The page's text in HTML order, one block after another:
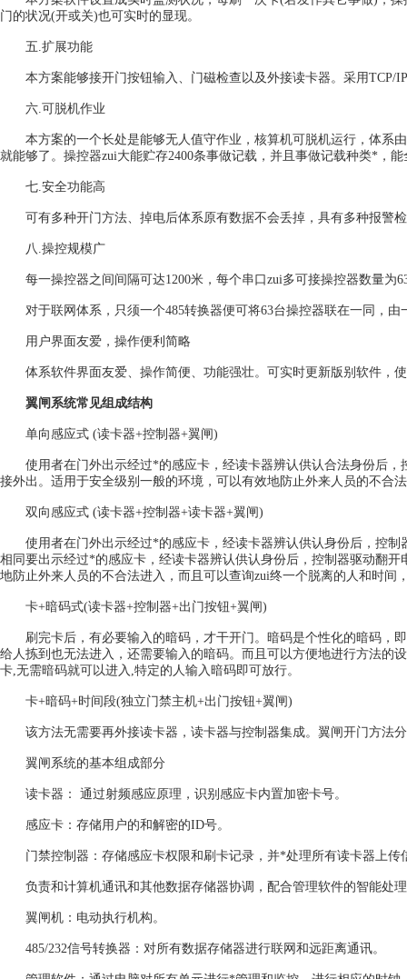
门的状况(开或关)也可实时的显现。
五.扩展功能
本方案能够接开门按钮输入、门磁检查以及外接读卡器。采用TCP/
六.可脱机作业
本方案的一个长处是能够无人值守作业，核算机可脱机运行，体系
就能够了。操控器zui大能贮存2400条事做记载，并且事做记载种类*，
七.安全功能高
可有多种开门方法、掉电后体系原有数据不会丢掉，具有多种报警
八.操控规模广
每一操控器之间间隔可达1200米，每个串口zui多可接操控器数量为
对于联网体系，只须一个485转换器便可将63台操控器联在一同，由
用户界面友爱，操作便利简略
体系软件界面友爱、操作简便、功能强壮。可实时更新版别软件，
翼闸系统常见组成结构
单向感应式 (读卡器+控制器+翼闸)
使用者在门外出示经过*的感应卡，经读卡器辨认供认合法身份后，
接外出。适用于安全级别一般的环境，可以有效地防止外来人员的不合
双向感应式 (读卡器+控制器+读卡器+翼闸)
使用者在门外出示经过*的感应卡，经读卡器辨认供认身份后，控制
相同要出示经过*的感应卡，经读卡器辨认供认身份后，控制器驱动翻
地防止外来人员的不合法进入，而且可以查询zui终一个脱离的人和时间
卡+暗码式(读卡器+控制器+出门按钮+翼闸)
刷完卡后，有必要输入的暗码，才干开门。暗码是个性化的暗码，
给人拣到也无法进入，还需要输入的暗码。而且可以方便地进行方法的
卡,无需暗码就可以进入,特定的人输入暗码即可放行。
卡+暗码+时间段(独立门禁主机+出门按钮+翼闸)
该方法无需要再外接读卡器，读卡器与控制器集成。翼闸开门方法
翼闸系统的基本组成部分
读卡器： 通过射频感应原理，识别感应卡内置加密卡号。
感应卡：存储用户的和解密的ID号。
门禁控制器：存储感应卡权限和刷卡记录，并*处理所有读卡器上传
负责和计算机通讯和其他数据存储器协调，配合管理软件的智能处
翼闸机：电动执行机构。
485/232信号转换器：对所有数据存储器进行联网和远距离通讯。